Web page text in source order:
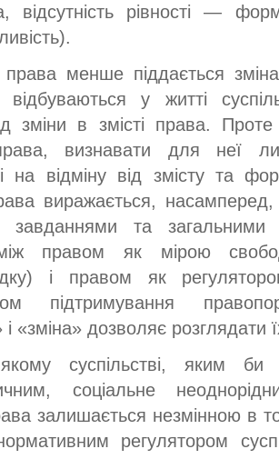
відсутність рівності —
права менше піддається
у житті
зміни в змісті права.
визнавати для неї
на відміну від змісту та
виражається,
завданнями та загальними
правом як мірою
і правом як
підтримування
і «зміна» дозволяє розглядати
суспільстві, яким
соціальне
залишається незмінною в
регулятором